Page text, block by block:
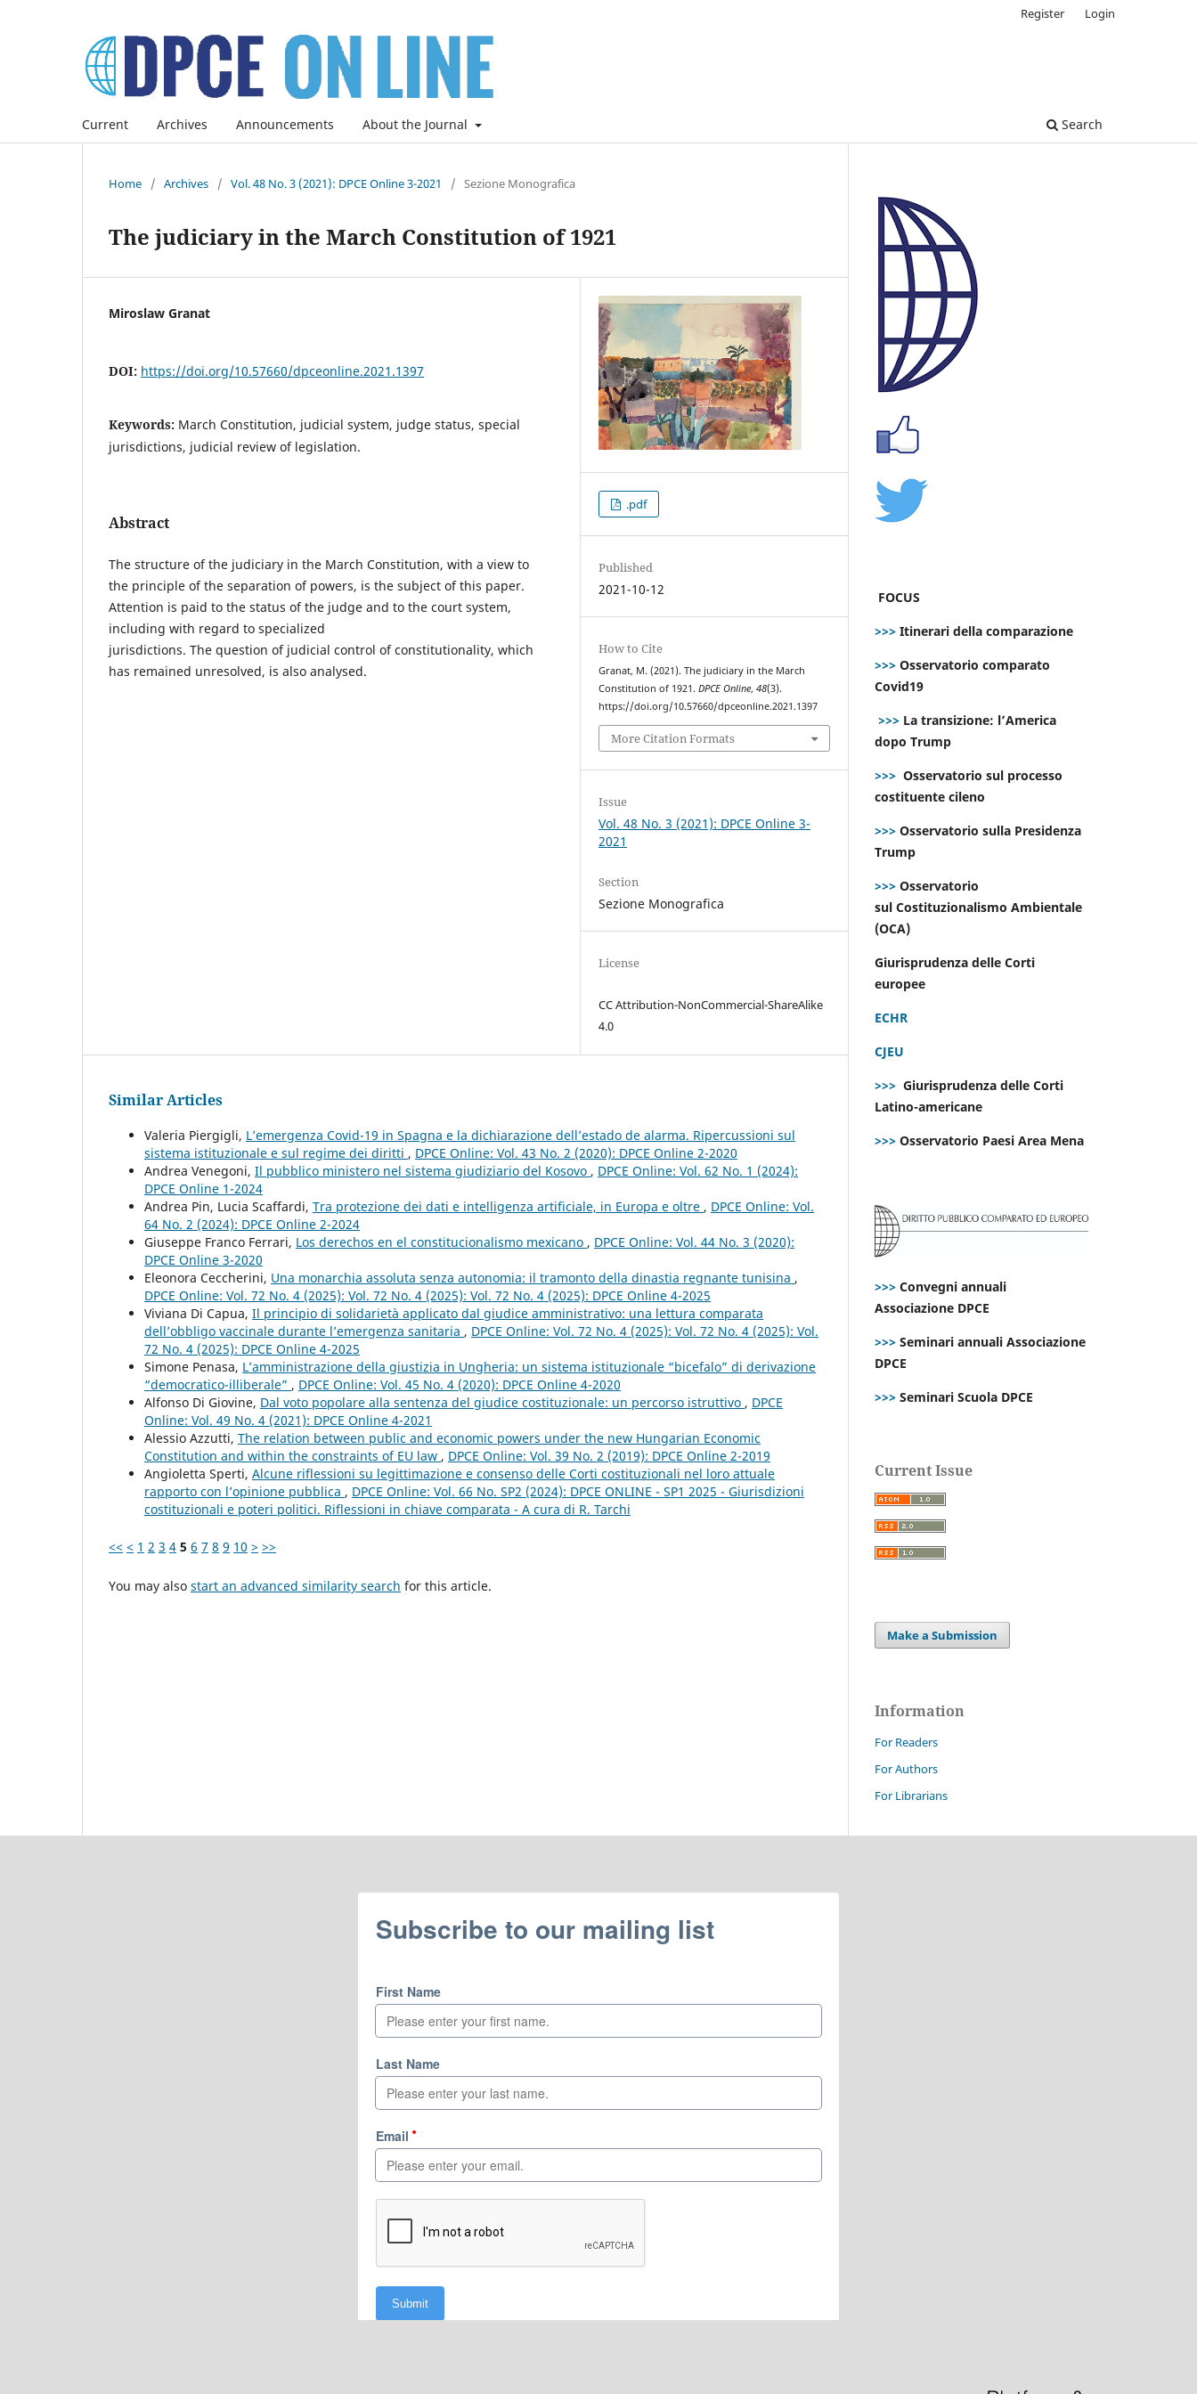
Current Archives Announcements About the Journal Search
Register Login
Home / Archives / Vol. 48 No. 3 (2021): DPCE Online 3-2021 / Sezione Monografica
The judiciary in the March Constitution of 1921
Miroslaw Granat
DOI: https://doi.org/10.57660/dpceonline.2021.1397
Keywords: March Constitution, judicial system, judge status, special
jurisdictions, judicial review of legislation.
Abstract
The structure of the judiciary in the March Constitution, with a view to
the principle of the separation of powers, is the subject of this paper.
Attention is paid to the status of the judge and to the court system,
including with regard to specialized
jurisdictions. The question of judicial control of constitutionality, which
has remained unresolved, is also analysed.
.pdf
Published
2021-10-12
How to Cite
Granat, M. (2021). The judiciary in the March
Constitution of 1921.DPCE Online,48(3).
https://doi.org/10.57660/dpceonline.2021.1397
More Citation Formats
Issue
Vol. 48 No. 3 (2021): DPCE Online 3-
2021
Section
Sezione Monografica
License
CC Attribution-NonCommercial-ShareAlike
4.0
Similar Articles
Valeria Piergigli, L’emergenza Covid-19 in Spagna e la dichiarazione dell’estado de alarma. Ripercussioni sul
sistema istituzionale e sul regime dei diritti , DPCE Online: Vol. 43 No. 2 (2020): DPCE Online 2-2020
Andrea Venegoni, Il pubblico ministero nel sistema giudiziario del Kosovo , DPCE Online: Vol. 62 No. 1 (2024):
DPCE Online 1-2024
Andrea Pin, Lucia Scaffardi, Tra protezione dei dati e intelligenza artificiale, in Europa e oltre , DPCE Online: Vol.
64 No. 2 (2024): DPCE Online 2-2024
Giuseppe Franco Ferrari, Los derechos en el constitucionalismo mexicano , DPCE Online: Vol. 44 No. 3 (2020):
DPCE Online 3-2020
Eleonora Ceccherini, Una monarchia assoluta senza autonomia: il tramonto della dinastia regnante tunisina ,
DPCE Online: Vol. 72 No. 4 (2025): Vol. 72 No. 4 (2025): Vol. 72 No. 4 (2025): DPCE Online 4-2025
Viviana Di Capua, Il principio di solidarietà applicato dal giudice amministrativo: una lettura comparata
dell’obbligo vaccinale durante l’emergenza sanitaria , DPCE Online: Vol. 72 No. 4 (2025): Vol. 72 No. 4 (2025): Vol.
72 No. 4 (2025): DPCE Online 4-2025
Simone Penasa, L’amministrazione della giustizia in Ungheria: un sistema istituzionale “bicefalo” di derivazione
“democratico-illiberale” , DPCE Online: Vol. 45 No. 4 (2020): DPCE Online 4-2020
Alfonso Di Giovine, Dal voto popolare alla sentenza del giudice costituzionale: un percorso istruttivo , DPCE
Online: Vol. 49 No. 4 (2021): DPCE Online 4-2021
Alessio Azzutti, The relation between public and economic powers under the new Hungarian Economic
Constitution and within the constraints of EU law , DPCE Online: Vol. 39 No. 2 (2019): DPCE Online 2-2019
Angioletta Sperti, Alcune riflessioni su legittimazione e consenso delle Corti costituzionali nel loro attuale
rapporto con l’opinione pubblica , DPCE Online: Vol. 66 No. SP2 (2024): DPCE ONLINE - SP1 2025 - Giurisdizioni
costituzionali e poteri politici. Riflessioni in chiave comparata - A cura di R. Tarchi
<< < 1 2 3 4 5 6 7 8 9 10 > >>
You may also start an advanced similarity search for this article.
FOCUS
>>> Itinerari della comparazione
>>> Osservatorio comparato
Covid19
>>> La transizione: l’America
dopo Trump
>>> Osservatorio sul processo
costituente cileno
>>> Osservatorio sulla Presidenza
Trump
>>> Osservatorio
sul Costituzionalismo Ambientale
(OCA)
Giurisprudenza delle Corti
europee
ECHR
CJEU
>>> Giurisprudenza delle Corti
Latino-americane
>>> Osservatorio Paesi Area Mena
>>> Convegni annuali
Associazione DPCE
>>> Seminari annuali Associazione
DPCE
>>> Seminari Scuola DPCE
Current Issue
Make a Submission
Information
For Readers
For Authors
For Librarians